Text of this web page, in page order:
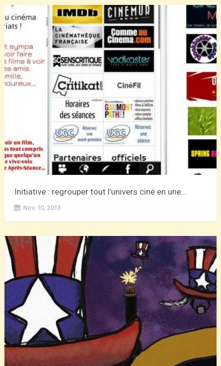
Initiative : regrouper tout l’univers ciné en une...
Nov. 10, 2013